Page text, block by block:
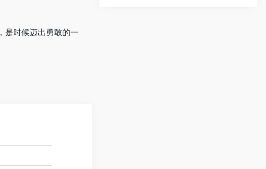
是时候迈出勇敢的一